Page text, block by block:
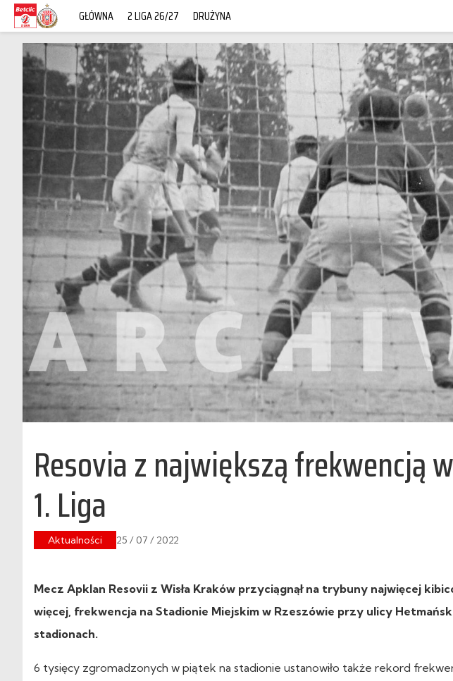
GŁÓWNA 2 LIGA 26/27 DRUŻYNA
Resovia z największą frekwencją
1. Liga
Aktualności 25 / 07 / 2022
Mecz Apklan Resovii z Wisła Kraków przyciągnął na trybuny najwięcej
więcej, frekwencja na Stadionie Miejskim w Rzeszówie przy ulicy
stadionach.
6 tysięcy zgromadzonych w piątek na stadionie ustanowiło także rekord